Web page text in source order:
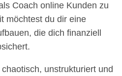
Coach online Kunden zu
möchtest du dir eine
die dich finanziell
unstrukturiert und